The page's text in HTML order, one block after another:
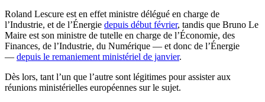
Roland Lescure est en effet ministre délégué en charge de
l’Industrie, et de l’Énergie depuis début février, tandis que Bruno Le
Maire est son ministre de tutelle en charge de l’Économie, des
Finances, de l’Industrie, du Numérique — et donc de l’Énergie
— depuis le remaniement ministériel de janvier.
Dès lors, tant l’un que l’autre sont légitimes pour assister aux
réunions ministérielles européennes sur le sujet.